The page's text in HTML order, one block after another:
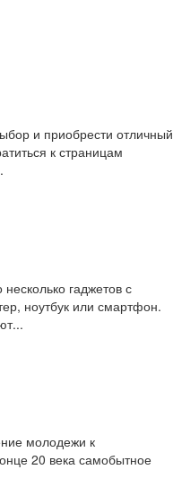
и приобрести отличный
к страницам
гаджетов с
ноутбук или смартфон.
молодежи к
20 века самобытное